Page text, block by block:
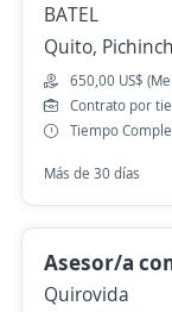
BATEL
Quito,
650,00 US$
Contrato por
Tiempo
Más de 30 días
Asesor/a
Quirovida